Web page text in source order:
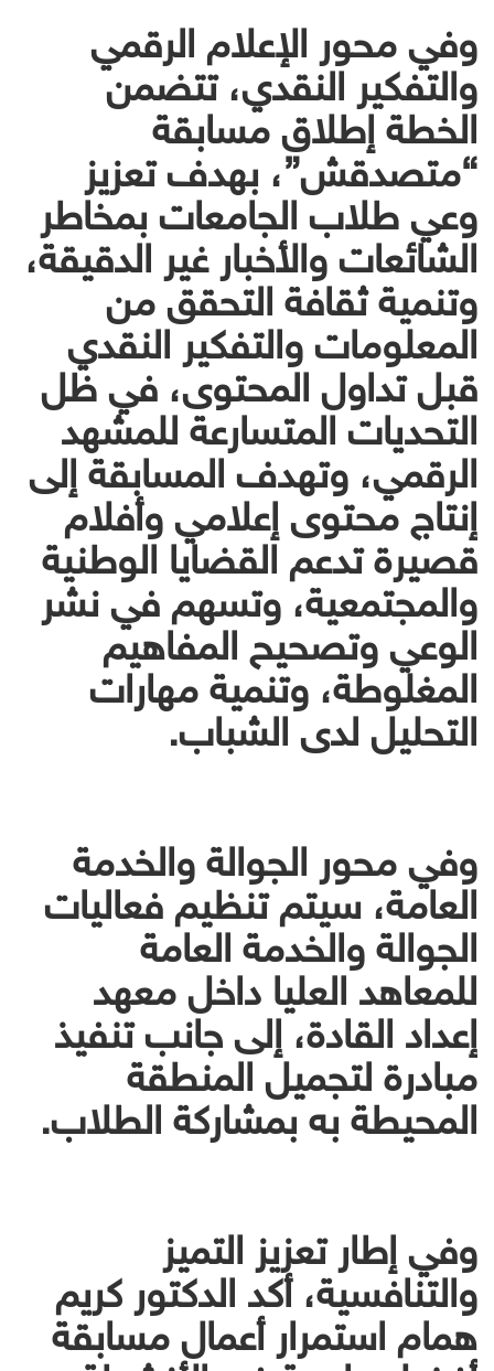
وفي محور الإعلام الرقمي
والتفكير النقدي، تتضمن
الخطة إطلاق مسابقة
“متصدقش”، بهدف تعزيز
وعي طلاب الجامعات بمخاطر
الشائعات والأخبار غير الدقيقة،
وتنمية ثقافة التحقق من
المعلومات والتفكير النقدي
قبل تداول المحتوى، في ظل
التحديات المتسارعة للمشهد
الرقمي، وتهدف المسابقة إلى
إنتاج محتوى إعلامي وأفلام
قصيرة تدعم القضايا الوطنية
والمجتمعية، وتسهم في نشر
الوعي وتصحيح المفاهيم
المغلوطة، وتنمية مهارات
التحليل لدى الشباب.
وفي محور الجوالة والخدمة
العامة، سيتم تنظيم فعاليات
الجوالة والخدمة العامة
للمعاهد العليا داخل معهد
إعداد القادة، إلى جانب تنفيذ
مبادرة لتجميل المنطقة
المحيطة به بمشاركة الطلاب.
وفي إطار تعزيز التميز
والتنافسية، أكد الدكتور كريم
همام استمرار أعمال مسابقة